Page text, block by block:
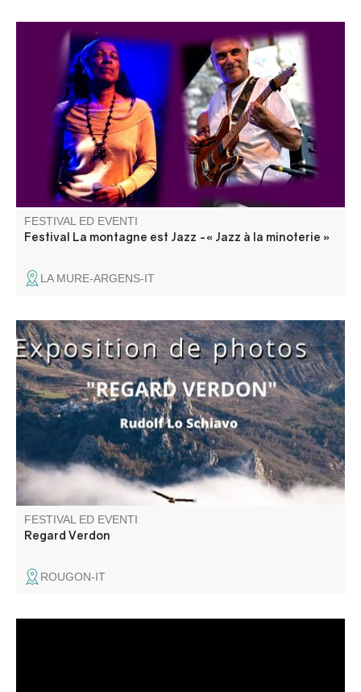
Un concert de jazz en extérieur proposé par l’association
Odalie dans le cadre du festival « La montagne est jazz ».
Repli sur la salle culturelle multifonctions CCAPV (Saint-
André-les-Alpes) en cas de mauvais temps.
FESTIVAL ED EVENTI
Festival La montagne est Jazz -« Jazz à la minoterie »
LA MURE-ARGENS-IT
Une superbe exposition photos de Rudolf Lo Schiavo.
FESTIVAL ED EVENTI
Regard Verdon
ROUGON-IT